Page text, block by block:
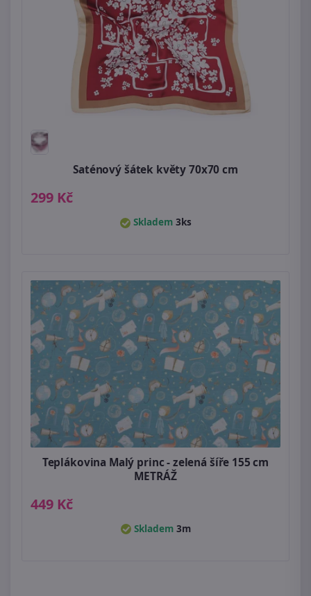
Saténový šátek květy 70x70 cm
299 Kč
Skladem 3ks
Teplákovina Malý princ - zelená šíře 155 cm
METRÁŽ
449 Kč
Skladem 3m